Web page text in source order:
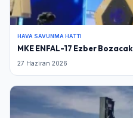
HAVA SAVUNMA HATTI
MKE ENFAL-17 Ezber Bozacak
27 Haziran 2026